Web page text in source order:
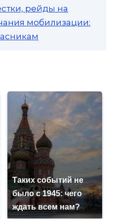
рейды на
мобилизации:
Таких событий не
было с 1945: чего
ждать всем нам?